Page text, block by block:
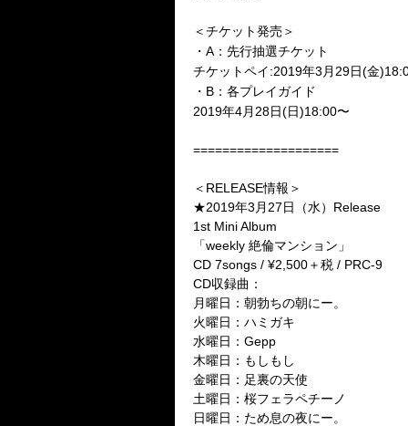
＜チケット発売＞
・A：先行抽選チケット
チケットペイ:2019年3月29日(金
・B：各プレイガイド
2019年4月28日(日)18:00〜
====================
＜RELEASE情報＞
★2019年3月27日（水）Release
1st Mini Album
「weekly 絶倫マンション」
CD 7songs / ¥2,500＋税 / PRC-9
CD収録曲：
月曜日：朝勃ちの朝にー。
火曜日：ハミガキ
水曜日：Gepp
木曜日：もしもし
金曜日：足裏の天使
土曜日：桜フェラペチーノ
日曜日：ため息の夜にー。